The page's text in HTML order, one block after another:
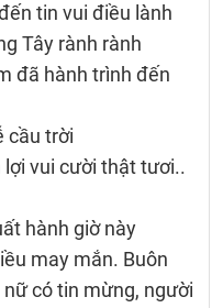
tin vui điều lành
Tây rành rành
đã hành trình đến
cầu trời
vui cười thật tươi..
hành giờ này
may mắn. Buôn
nữ có tin mừng, người